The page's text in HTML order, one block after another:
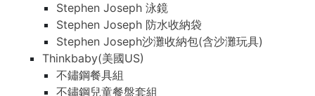
Stephen Joseph 泳鏡
Stephen Joseph 防水收納袋
Stephen Joseph沙灘收納包(含沙灘玩具)
Thinkbaby(美國US)
不鏽鋼餐具組
不鏽鋼兒童餐盤套組